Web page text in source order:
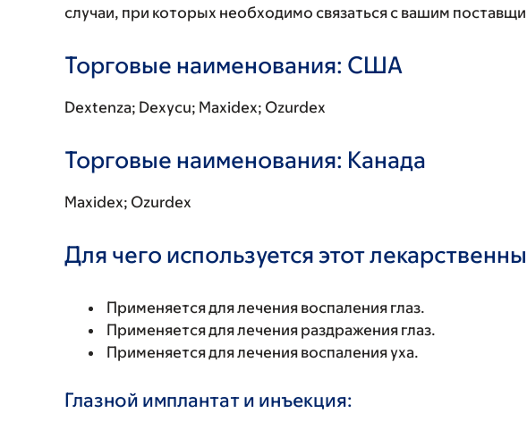
случаи, при которых необходимо связаться с вашим
Торговые наименования: США
Dextenza; Dexycu; Maxidex; Ozurdex
Торговые наименования: Канада
Maxidex; Ozurdex
Для чего используется этот
Применяется для лечения воспаления глаз.
Применяется для лечения раздражения глаз.
Применяется для лечения воспаления уха.
Глазной имплантат и инъекция: